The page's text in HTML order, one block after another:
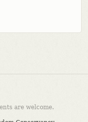
are welcome.